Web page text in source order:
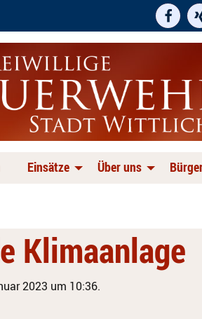
Einsätze Über uns
Klimaanlage
2023 um 10:36.